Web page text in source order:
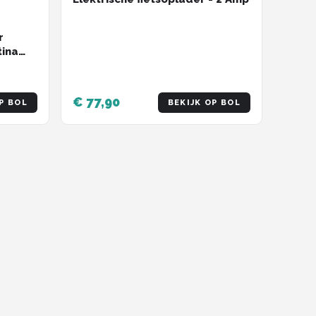
BOL € 77,90 BEKIJK OP BOL